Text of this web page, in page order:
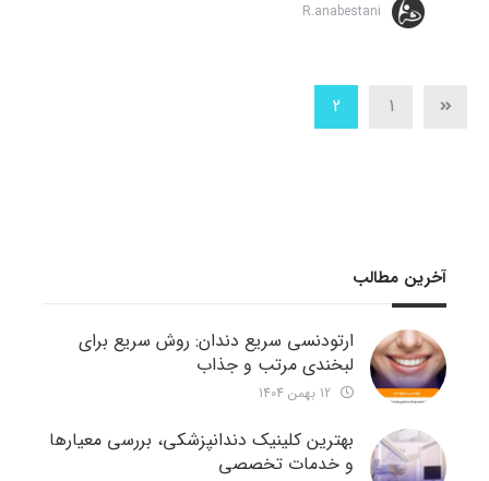
R.anabestani
1
2
آخرین مطالب
ارتودنسی سریع دندان: روش سریع برای
لبخندی مرتب و جذاب
بهترین کلینیک دندانپزشکی، بررسی معیارها
و خدمات تخصصی